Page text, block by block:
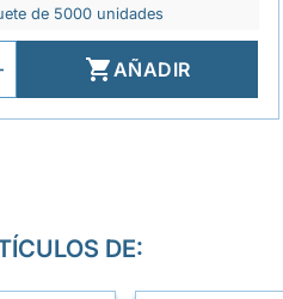
de 5000 unidades
AÑADIR
DE: